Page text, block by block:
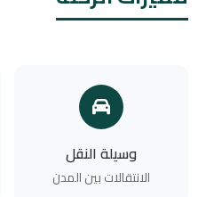
وسيلة النقل
الانتقالات بين المدن